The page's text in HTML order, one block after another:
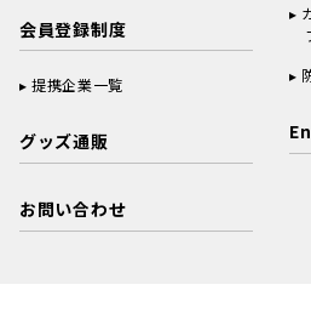
会員登録制度
提携企業一覧
グッズ通販
お問い合わせ